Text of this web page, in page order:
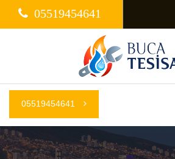
05519454641
05519454641